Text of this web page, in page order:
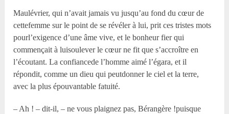
Maulévrier, qui n’avait jamais vu jusqu’au fond du cœur de
cettefemme sur le point de se révéler à lui, prit ces tristes mots
pourl’exigence d’une âme vive, et le bonheur fier qui
commençait à luisoulever le cœur ne fit que s’accroître en
l’écoutant. La confiancede l’homme aimé l’égara, et il
répondit, comme un dieu qui peutdonner le ciel et la terre,
avec la plus épouvantable fatuité.
– Ah ! – dit-il, – ne vous plaignez pas, Bérangère !puisque